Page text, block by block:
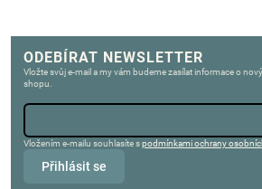
ODEBÍRAT NEWSLETTER
Vložte svůj e-mail a my vám budeme zasílat informace o
shopu.
Vložením e-mailu souhlasíte spodmínkami ochrany
Přihlásit se